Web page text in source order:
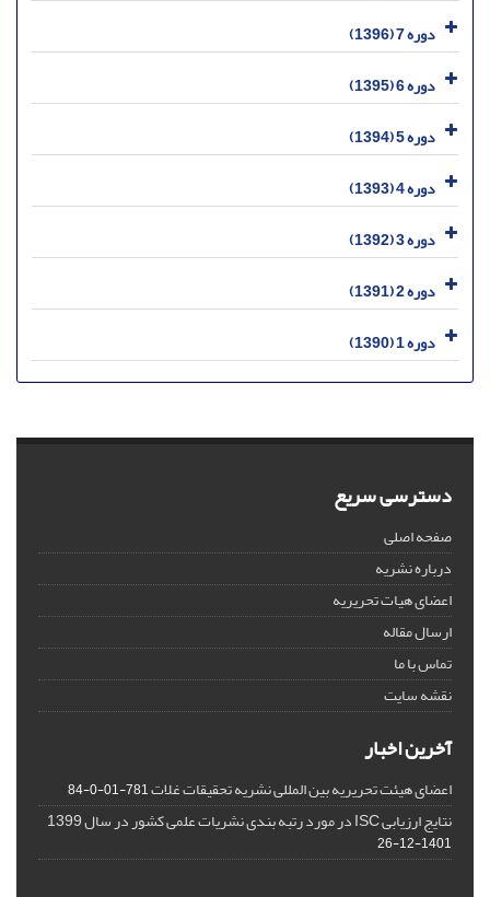
دوره 7 (1396)
دوره 6 (1395)
دوره 5 (1394)
دوره 4 (1393)
دوره 3 (1392)
دوره 2 (1391)
دوره 1 (1390)
دسترسی سریع
صفحه اصلی
درباره نشریه
اعضای هیات تحریریه
ارسال مقاله
تماس با ما
نقشه سایت
آخرین اخبار
اعضای هیئت تحریریه بین المللی نشریه تحقیقات غلات781-01-0-84
نتایج ارزیابی ISC در مورد رتبه بندی نشریات علمی کشور در سال 1399
1401-12-26